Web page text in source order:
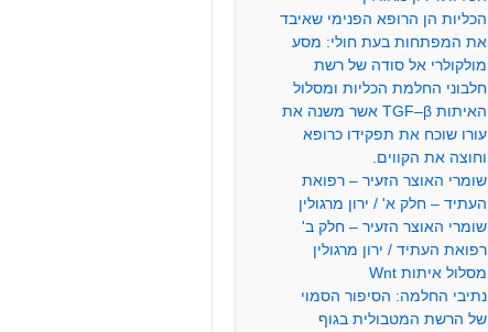
הכליות הן הרופא הפנימי שאיבד
את המפתחות בעת חולי: מסע
מולקולרי אל סודה של רשת
חלבוני החלמת הכליות ומסלול
האיתות TGF–β אשר משנה את
עורו שוכח את תפקידו כרופא
וחוצה את הקווים.
שומרי האוצר הזעיר – רפואת
העתיד – חלק א' / ירון מרגולין
שומרי האוצר הזעיר – חלק ב'
רפואת העתיד / ירון מרגולין
מסלול איתות Wnt
נתיבי החלמה: הסיפור הסמוי
של הרשת המטבולית בגוף